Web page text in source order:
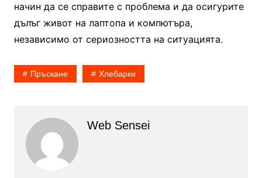
начин да се справите с проблема и да осигурите
дълъг живот на лаптопа и компютъра,
независимо от сериозността на ситуацията.
Пръскане Хлебарки
Web Sensei